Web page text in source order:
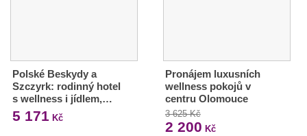
Polské Beskydy a
Szczyrk: rodinný hotel
s wellness i jídlem,…
5 171 Kč
Pronájem luxusních
wellness pokojů v
centru Olomouce
3 625 Kč
2 200 Kč